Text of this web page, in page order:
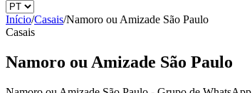
Início/Casais/Namoro ou Amizade São Paulo
Casais
Namoro ou Amizade São Paulo